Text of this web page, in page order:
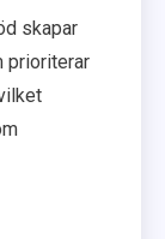
skapar
prioriterar